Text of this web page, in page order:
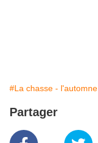
#La chasse - l'automne
Partager